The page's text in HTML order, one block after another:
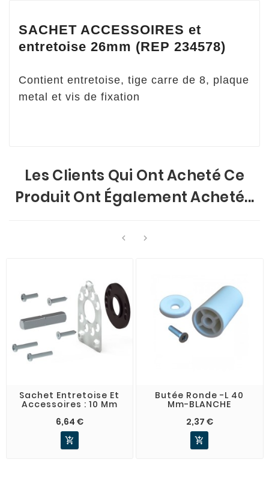
SACHET ACCESSOIRES et
entretoise 26mm (REP 234578)
Contient entretoise, tige carre de 8, plaque
metal et vis de fixation
Les Clients Qui Ont Acheté Ce
Produit Ont Également Acheté...
 
Sachet Entretoise Et
Accessoires : 10 Mm
6,64 €

Butée Ronde -L 40
Mm-BLANCHE
2,37 €
